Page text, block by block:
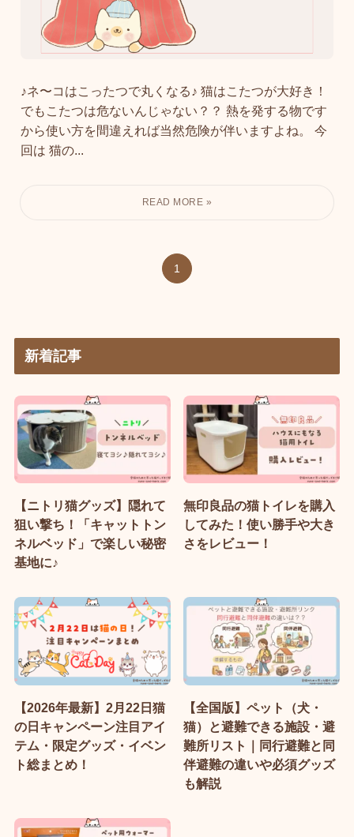
♪ネ〜コはこったつで丸くなる♪ 猫はこたつが大好き！
でもこたつは危ないんじゃない？？ 熱を発する物です
から使い方を間違えれば当然危険が伴いますよね。 今
回は 猫の...
1
新着記事
【ニトリ猫グッズ】隠れて
狙い撃ち！「キャットトン
ネルベッド」で楽しい秘密
基地に♪
無印良品の猫トイレを購入
してみた！使い勝手や大き
さをレビュー！
【2026年最新】2月22日猫
の日キャンペーン注目アイ
テム・限定グッズ・イベン
ト総まとめ！
【全国版】ペット（犬・
猫）と避難できる施設・避
難所リスト｜同行避難と同
伴避難の違いや必須グッズ
も解説